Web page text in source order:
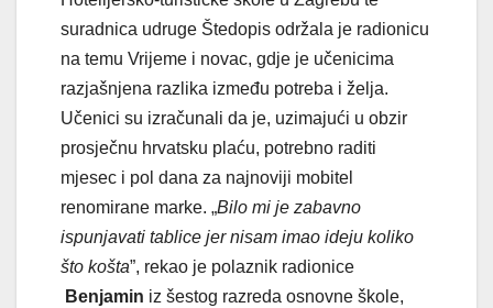
suradnica udruge Štedopis održala je radionicu
na temu Vrijeme i novac, gdje je učenicima
razjašnjena razlika između potreba i želja.
Učenici su izračunali da je, uzimajući u obzir
prosječnu hrvatsku plaću, potrebno raditi
mjesec i pol dana za najnoviji mobitel
renomirane marke. „Bilo mi je zabavno
ispunjavati tablice jer nisam imao ideju koliko
što košta”, rekao je polaznik radionice
Benjamin iz šestog razreda osnovne škole,